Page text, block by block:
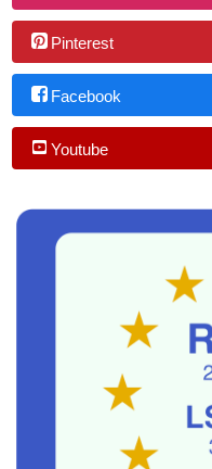
Pinterest
Facebook
Youtube